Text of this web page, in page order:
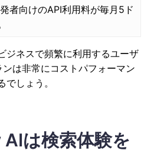
者向けのAPI利用料が毎月5ド
ジネスで頻繁に利用するユーザ
は非常にコストパフォーマン
しょう。
は検索体験を